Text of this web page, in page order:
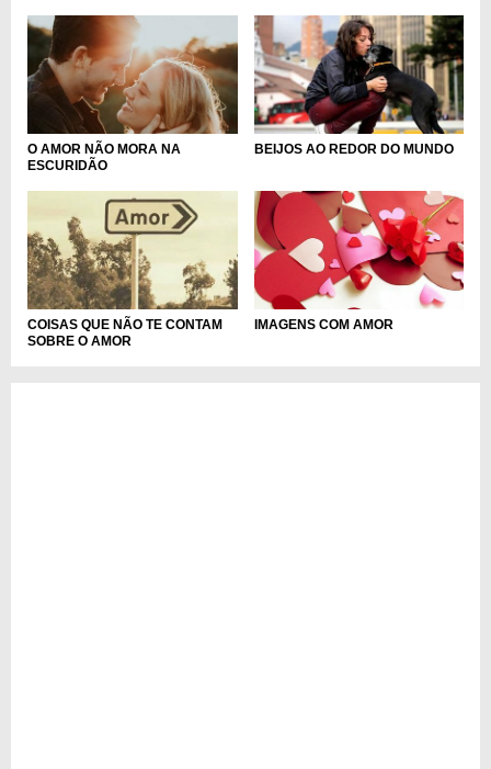
O AMOR NÃO MORA NA
ESCURIDÃO
BEIJOS AO REDOR DO MUNDO
COISAS QUE NÃO TE CONTAM
SOBRE O AMOR
IMAGENS COM AMOR